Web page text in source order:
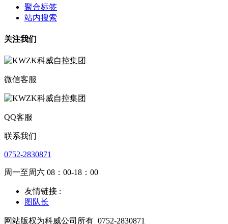
聚合标签
站内搜索
关注我们
微信客服
QQ客服
联系我们
0752-2830871
周一至周六 08：00-18：00
友情链接 :
图队长
网站版权为科威公司所有 0752-2830871